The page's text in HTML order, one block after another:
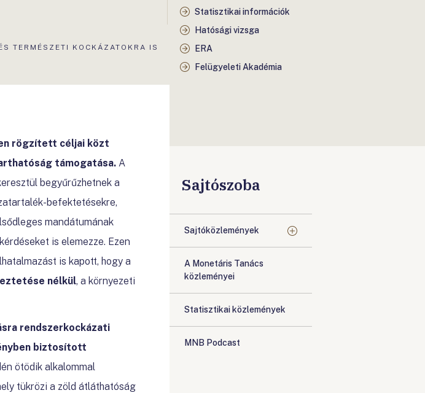
TERMÉSZETI KOCKÁZATOKRA IS
Statisztikai információk
Hatósági vizsga
ERA
Felügyeleti Akadémia
rögzített céljai közt
támogatása. A
begyűrűzhetnek a
befektetésekre,
mandátumának
is elemezze. Ezen
is kapott, hogy a
nélkül, a környezeti
rendszerkockázati
biztosított
ötödik alkalommal
tükrözi a zöld átláthatóság
Sajtószoba
Sajtóközlemények
A Monetáris Tanács
közleményei
Statisztikai közlemények
MNB Podcast